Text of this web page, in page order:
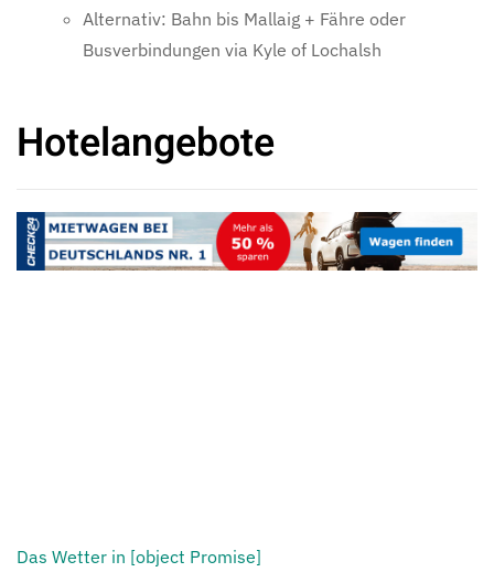
Alternativ: Bahn bis Mallaig + Fähre oder
Busverbindungen via Kyle of Lochalsh
Hotelangebote
Das Wetter in [object Promise]